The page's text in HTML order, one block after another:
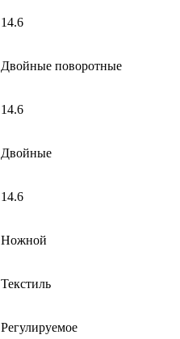
14.6
Двойные поворотные
14.6
Двойные
14.6
Ножной
Текстиль
Регулируемое